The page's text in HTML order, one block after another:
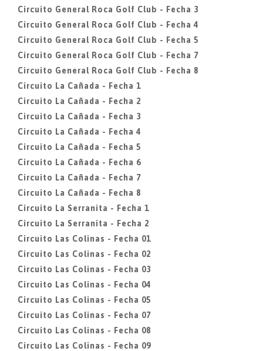
Circuito General Roca Golf Club - Fecha 3
Circuito General Roca Golf Club - Fecha 4
Circuito General Roca Golf Club - Fecha 5
Circuito General Roca Golf Club - Fecha 7
Circuito General Roca Golf Club - Fecha 8
Circuito La Cañada - Fecha 1
Circuito La Cañada - Fecha 2
Circuito La Cañada - Fecha 3
Circuito La Cañada - Fecha 4
Circuito La Cañada - Fecha 5
Circuito La Cañada - Fecha 6
Circuito La Cañada - Fecha 7
Circuito La Cañada - Fecha 8
Circuito La Serranita - Fecha 1
Circuito La Serranita - Fecha 2
Circuito Las Colinas - Fecha 01
Circuito Las Colinas - Fecha 02
Circuito Las Colinas - Fecha 03
Circuito Las Colinas - Fecha 04
Circuito Las Colinas - Fecha 05
Circuito Las Colinas - Fecha 07
Circuito Las Colinas - Fecha 08
Circuito Las Colinas - Fecha 09